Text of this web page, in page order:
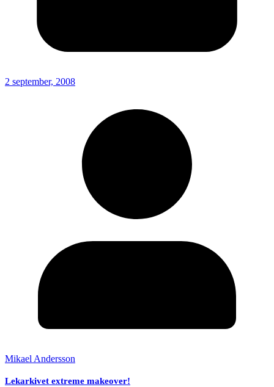
2 september, 2008
Mikael Andersson
Lekarkivet extreme makeover!